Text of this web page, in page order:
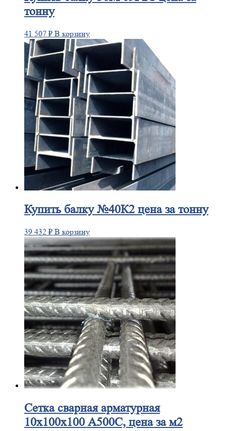
тонну
41 507 ₽ В корзину
Купитьбалку №40К2 цена за тонну
39 432 ₽ В корзину
Сеткасварная арматурная
10х100х100 А500С, цена за м2